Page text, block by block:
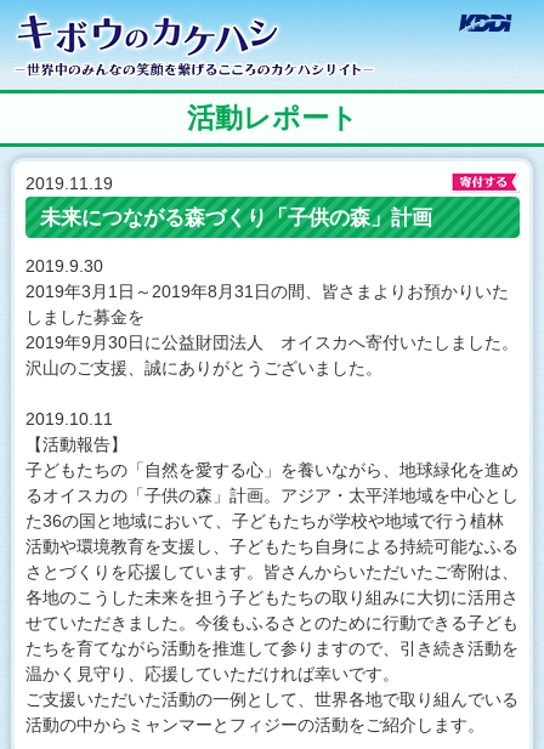
キボウのカケハシ
活動レポート
2019.11.19
未来につながる森づくり「子供の森」計画
2019.9.30
2019年3月1日～2019年8月31日の間、皆さまよりお預かりいた
しました募金を
2019年9月30日に公益財団法人 オイスカへ寄付いたしました。
沢山のご支援、誠にありがとうございました。
2019.10.11
【活動報告】
子どもたちの「自然を愛する心」を養いながら、地球緑化を進め
るオイスカの「子供の森」計画。アジア・太平洋地域を中心とし
た36の国と地域において、子どもたちが学校や地域で行う植林
活動や環境教育を支援し、子どもたち自身による持続可能なふる
さとづくりを応援しています。皆さんからいただいたご寄附は、
各地のこうした未来を担う子どもたちの取り組みに大切に活用さ
せていただきました。今後もふるさとのために行動できる子ども
たちを育てながら活動を推進して参りますので、引き続き活動を
温かく見守り、応援していただければ幸いです。
ご支援いただいた活動の一例として、世界各地で取り組んでいる
活動の中からミャンマーとフィジーの活動をご紹介します。